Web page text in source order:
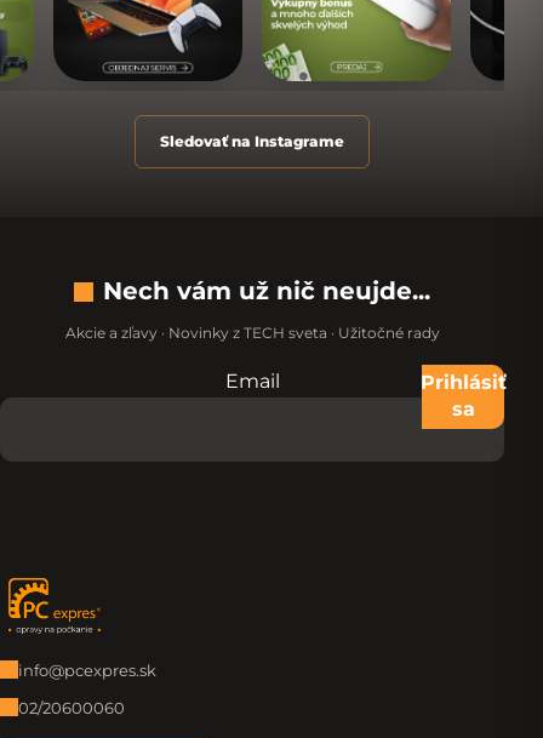
Sledovať na Instagrame
Nech vám už nič neujde...
Akcie a zľavy · Novinky z TECH sveta · Užitočné rady
Nevypĺňajte toto pole:
Email
Prihlásiť
sa
Zápätie
info@pcexpres.sk
02/20600060